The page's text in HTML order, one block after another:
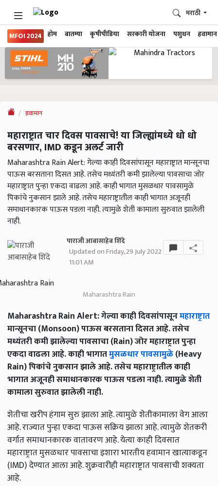
MFOI 2024 होम बातम्या कृषीपीडिया सरकारी योजना पशुधन हवामान
मराठी
हवामान
महाराष्ट्रात चार दिवस पावसाचे! या जिल्ह्यांमध्ये धो धो
बरसणार, IMD कडून अलर्ट जारी
Maharashtra Rain Alert: गेल्या काही दिवसांपासून महाराष्ट्रात मान्सूनचा
पाऊस बरसताना दिसत आहे. तसेच मध्यंतरी कमी झालेल्या पावसाचा जोर
महाराष्ट्रात पुन्हा एकदा वाढला आहे. काही भागात मुसळधार पावसामुळे
पिकांचे नुकसान झाले आहे. तसेच महाराष्ट्रातील काही भागात अजूनही
समाधानकारक पाऊस पडला नाही. त्यामुळे शेती कामाला सुरुवात झालेली
नाही.
पाराजी आबासाहेब शिंदे
Updated on Friday, 29 July 2022
11:01 AM
Maharashtra Rain
Maharashtra Rain Alert: गेल्या काही दिवसांपासूनमहाराष्ट्रात
मान्सूनचा (Monsoon) पाऊस बरसताना दिसत आहे. तसेच
मध्यंतरी कमी झालेल्या पावसाचा (Rain) जोर महाराष्ट्रात पुन्हा
एकदा वाढला आहे. काही भागातमुसळधार पावसामुळे(Heavy
Rain) पिकांचे नुकसान झाले आहे. तसेच महाराष्ट्रातील काही
भागात अजूनही समाधानकारक पाऊस पडला नाही. त्यामुळे शेती
कामाला सुरुवात झालेली नाही.
शेतीचा खरीप हंगाम सुरु झाला आहे. त्यामुळे शेतीकामाला वेग आला
आहे. राज्यात पुन्हा एकदा पाऊस सक्रिय झाला आहे. त्यामुळे शेतकरी
वर्गात समाधानकारक वातावरण आहे. येत्या काही दिवसात
महाराष्ट्रात मुसळधार पावसाचा इशारा भारतीय हवामान खात्याकडून
(IMD) देण्यात आला आहे. शुक्रवारीही महाराष्ट्रात पावसाची शक्यता
आहे.